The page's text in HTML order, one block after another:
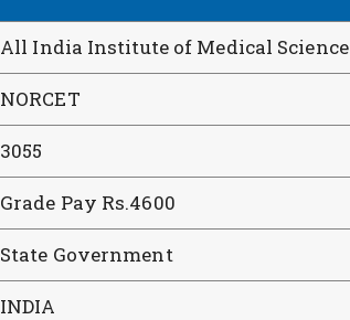
All India Institute of Medical Science
NORCET
3055
Grade Pay Rs.4600
State Government
INDIA